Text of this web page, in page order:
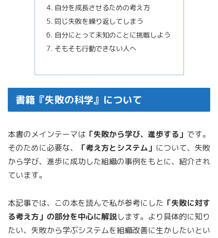
自分を成長させるための考え方
同じ失敗を繰り返してしまう
自分にとって未知のことに挑戦しよう
そもそも行動できない人へ
書籍『失敗の科学』について
本書のメインテーマは 「失敗から学び、進歩する」 です。
そのために必要な、
「考え方とシステム」 について、失敗
から学び、進歩に成功した組織の事例をもとに、紹介され
ています。
本記事では、この本を読んで私が参考にした 「失敗に対す
る考え方」の部分を中心に解説します。より具体的に知り
たい、失敗から学ぶシステムを組織改善に生かしたいとい